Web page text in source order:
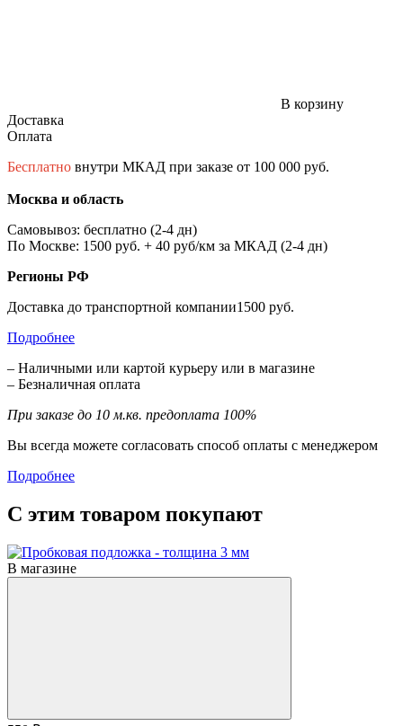
В корзину
Доставка
Оплата
Бесплатно внутри МКАД при заказе от 100 000 руб.
Москва и область
Самовывоз: бесплатно (2-4 дн)
По Москве: 1500 руб. + 40 руб/км за МКАД (2-4 дн)
Регионы РФ
Доставка до транспортной компании1500 руб.
Подробнее
– Наличными или картой курьеру или в магазине
– Безналичная оплата
При заказе до 10 м.кв. предоплата 100%
Вы всегда можете согласовать способ оплаты с менеджером
Подробнее
С этим товаром покупают
В магазине